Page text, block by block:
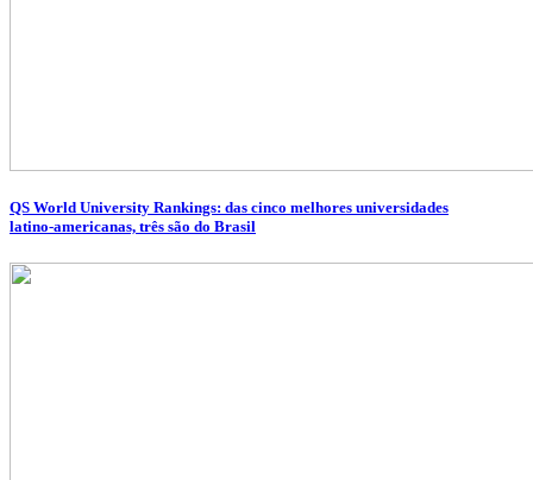
QS World University Rankings: das cinco melhores universidades
latino-americanas, três são do Brasil